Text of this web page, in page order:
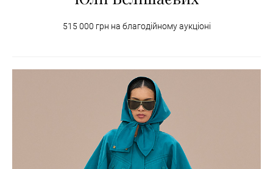
515 000 грн на благодійному аукціоні